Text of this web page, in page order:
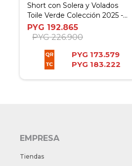
Short con Solera y Volados
Toile Verde Colección 2025 -
XP
PYG 192.865
PYG 226.900
PYG 173.579
PYG 183.222
EMPRESA
Tiendas